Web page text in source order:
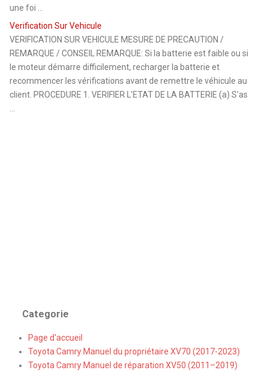
une foi ...
Verification Sur Vehicule
VERIFICATION SUR VEHICULE MESURE DE PRECAUTION /
REMARQUE / CONSEIL REMARQUE: Si la batterie est faible ou si
le moteur démarre difficilement, recharger la batterie et
recommencer les vérifications avant de remettre le véhicule au
client. PROCEDURE 1. VERIFIER L'ETAT DE LA BATTERIE (a) S'as
Categorie
Page d'accueil
Toyota Camry Manuel du propriétaire XV70 (2017-2023)
Toyota Camry Manuel de réparation XV50 (2011–2019)